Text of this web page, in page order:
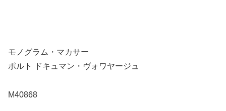
モノグラム・マカサー
ポルト ドキュマン・ヴォワヤージュ
M40868